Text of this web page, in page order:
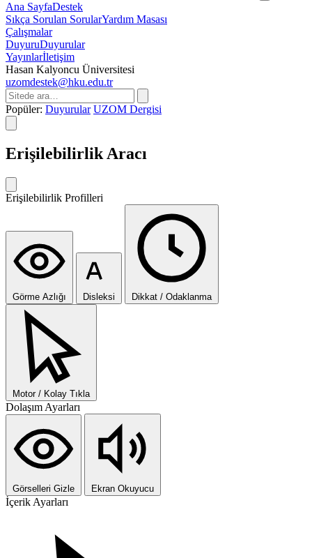
Ana SayfaDestek
Sıkça Sorulan SorularYardım Masası
Çalışmalar
DuyuruDuyurular
Yayınlarİletişim
Hasan Kalyoncu Üniversitesi
uzomdestek@hku.edu.tr
Popüler: Duyurular UZOM Dergisi
Erişilebilirlik Aracı
Erişilebilirlik Profilleri
Görme Azlığı Disleksi Dikkat / Odaklanma
Motor / Kolay Tıkla
Dolaşım Ayarları
Görselleri Gizle Ekran Okuyucu
İçerik Ayarları